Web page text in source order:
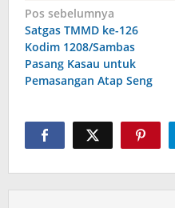
Navigasi
pos
Pos sebelumnya
Satgas TMMD ke-126
Kodim 1208/Sambas
Pasang Kasau untuk
Pemasangan Atap Seng